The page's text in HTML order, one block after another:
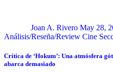
Joan A. Rivero May 28,
Análisis/Reseña/Review Cine
Crítica de ‘Hokum’: Una atmósfera
abarca demasiado